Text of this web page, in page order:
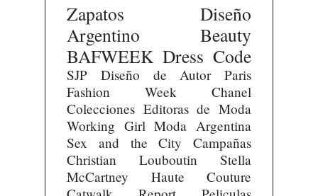
Zapatos
Diseño
Argentino
Beauty
BAFWEEK Dress Code
SJP Diseño de Autor
Paris
Fashion Week
Chanel
Colecciones Editoras de Moda
Working Girl Moda Argentina
Sex and the City
Campañas
Christian Louboutin
Stella
McCartney
Haute Couture